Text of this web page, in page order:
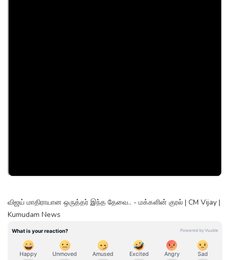
விஜய் மாதிராயான ஒருத்தர் இந்த தேவை.. - மக்களின் குரல் | CM Vijay |
Kumudam News